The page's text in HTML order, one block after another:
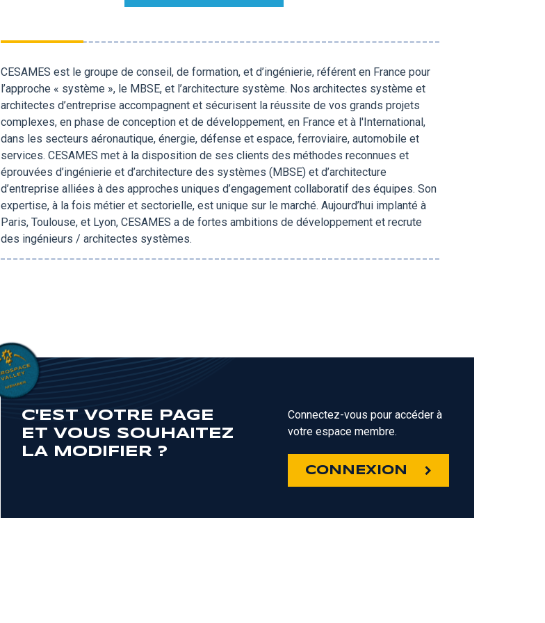
CESAMES est le groupe de conseil, de formation, et d’ingénierie, référent en France pour
l’approche « système », le MBSE, et l’architecture système. Nos architectes système et
architectes d’entreprise accompagnent et sécurisent la réussite de vos grands projets
complexes, en phase de conception et de développement, en France et à l'International,
dans les secteurs aéronautique, énergie, défense et espace, ferroviaire, automobile et
services. CESAMES met à la disposition de ses clients des méthodes reconnues et
éprouvées d’ingénierie et d’architecture des systèmes (MBSE) et d’architecture
d’entreprise alliées à des approches uniques d’engagement collaboratif des équipes. Son
expertise, à la fois métier et sectorielle, est unique sur le marché. Aujourd’hui implanté à
Paris, Toulouse, et Lyon, CESAMES a de fortes ambitions de développement et recrute
des ingénieurs / architectes systèmes.
C'EST VOTRE PAGE
ET VOUS SOUHAITEZ
LA MODIFIER ?
Connectez-vous pour accéder à
votre espace membre.
CONNEXION